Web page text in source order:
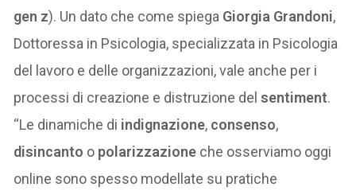
gen z). Un dato che come spiega Giorgia Grandoni,
Dottoressa in Psicologia, specializzata in Psicologia
del lavoro e delle organizzazioni, vale anche per i
processi di creazione e distruzione delsentiment.
“Le dinamiche di indignazione, consenso,
disincanto o polarizzazione che osserviamo oggi
online sono spesso modellate su pratiche